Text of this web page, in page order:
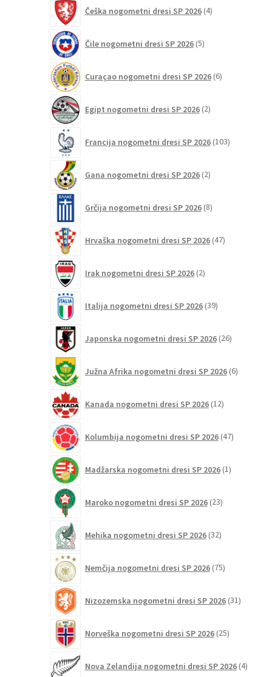
Češka nogometni dresi SP 2026 4izdelki
Čile nogometni dresi SP 2026 5izdelkov
Curaçao nogometni dresi SP 2026 6izdelkov
Egipt nogometni dresi SP 2026 2izdelka
Francija nogometni dresi SP 2026 103izdelki
Gana nogometni dresi SP 2026 2izdelka
Grčija nogometni dresi SP 2026 8izdelkov
Hrvaška nogometni dresi SP 2026 47izdelkov
Irak nogometni dresi SP 2026 2izdelka
Italija nogometni dresi SP 2026 39izdelkov
Japonska nogometni dresi SP 2026 26izdelkov
Južna Afrika nogometni dresi SP 2026 6izdelkov
Kanada nogometni dresi SP 2026 12izdelkov
Kolumbija nogometni dresi SP 2026 47izdelkov
Madžarska nogometni dresi SP 2026 1izdelek
Maroko nogometni dresi SP 2026 23izdelkov
Mehika nogometni dresi SP 2026 32izdelkov
Nemčija nogometni dresi SP 2026 75izdelkov
Nizozemska nogometni dresi SP 2026 31izdelkov
Norveška nogometni dresi SP 2026 25izdelkov
Nova Zelandija nogometni dresi SP 2026 4izdelki